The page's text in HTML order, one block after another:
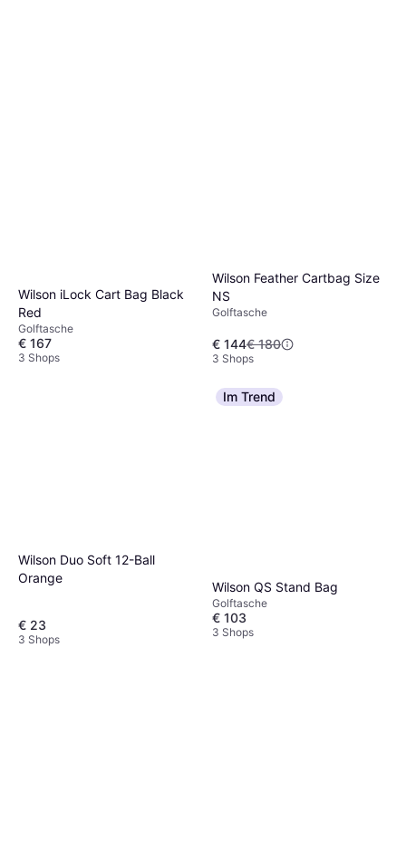
Wilson iLock Cart Bag Black
Red
Golftasche
€ 167
3 Shops
Wilson Feather Cartbag Size
NS
Golftasche
€ 144€ 180
3 Shops
Wilson Duo Soft 12-Ball
Orange
€ 23
3 Shops
Im Trend
Wilson QS Stand Bag
Golftasche
€ 103
3 Shops